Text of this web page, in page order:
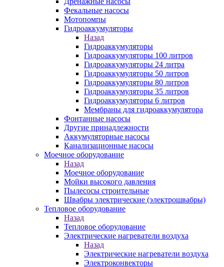
Фекальные насосы
Мотопомпы
Гидроаккумуляторы
Назад
Гидроаккумуляторы
Гидроаккумуляторы 100 литров
Гидроаккумуляторы 24 литра
Гидроаккумуляторы 50 литров
Гидроаккумуляторы 80 литров
Гидроаккумуляторы 35 литров
Гидроаккумуляторы 6 литров
Мембраны для гидроаккумулятора
Фонтанные насосы
Другие принадлежности
Аккумуляторные насосы
Канализационные насосы
Моечное оборудование
Назад
Моечное оборудование
Мойки высокого давления
Пылесосы строительные
Швабры электрические (электрошвабры)
Тепловое оборудование
Назад
Тепловое оборудование
Электрические нагреватели воздуха
Назад
Электрические нагреватели воздуха
Электроконвекторы